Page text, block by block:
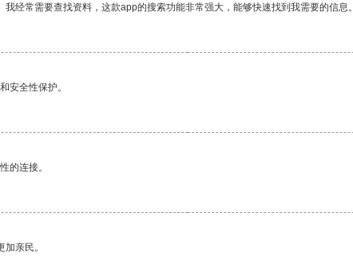
经常需要查找资料，这款app的搜索功能非常强大，能够快速找到我需要的信息。
安全性保护。
的连接。
亲民。